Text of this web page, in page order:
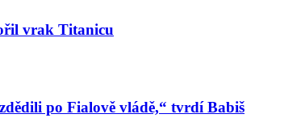
vrak Titanicu
po Fialově vládě,“ tvrdí Babiš